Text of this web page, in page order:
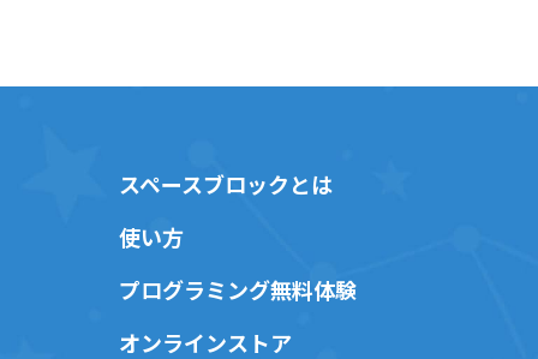
スペースブロックとは
使い方
プログラミング無料体験
オンラインストア